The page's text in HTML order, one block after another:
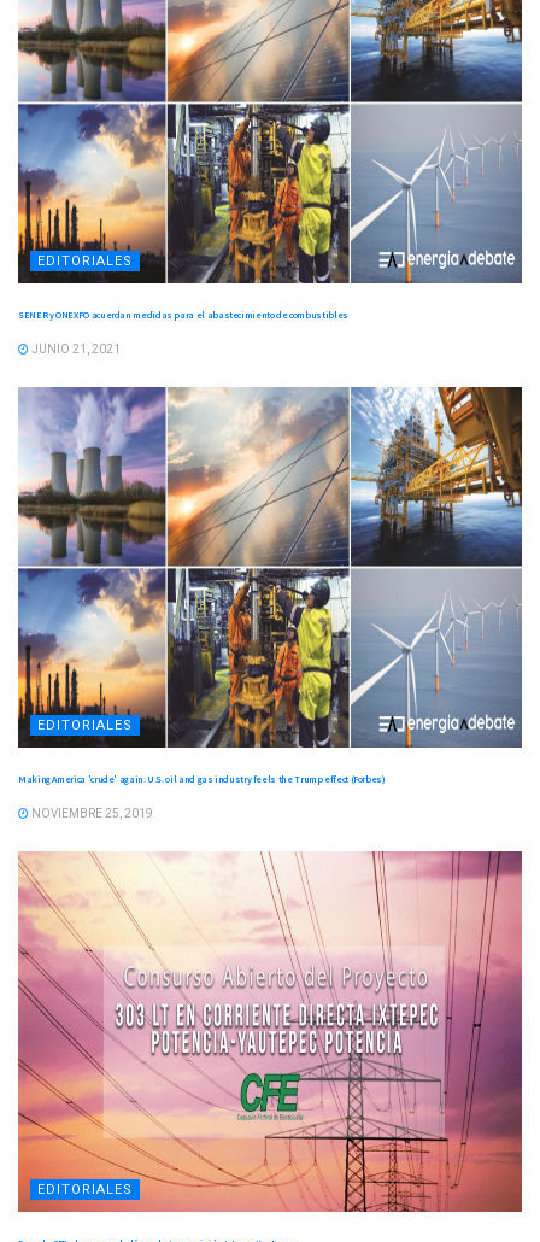
EDITORIALES
SENER y ONEXPO acuerdan medidas para el abastecimiento de combustibles
JUNIO 21, 2021
EDITORIALES
Making America 'crude' again: U.S. oil and gas industry feels the Trump effect (Forbes)
NOVIEMBRE 25, 2019
EDITORIALES